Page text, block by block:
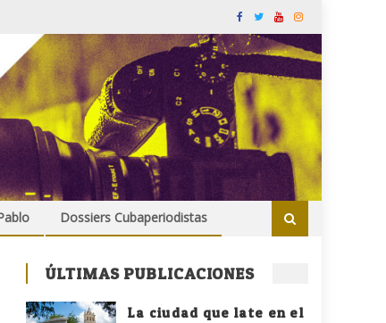
Dossiers Cubaperiodistas
ÚLTIMAS PUBLICACIONES
La ciudad que late en el